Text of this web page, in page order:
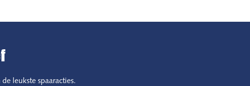
leukste spaaracties.